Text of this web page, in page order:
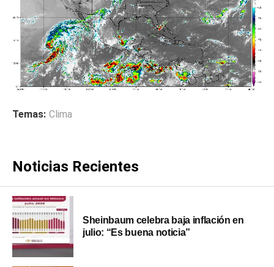
Temas: Clima
Noticias Recientes
Sheinbaum celebra baja inflación en
julio: “Es buena noticia”